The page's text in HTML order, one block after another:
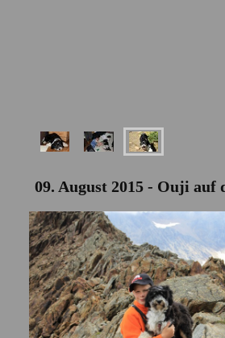
09. August 2015 - Ouji auf